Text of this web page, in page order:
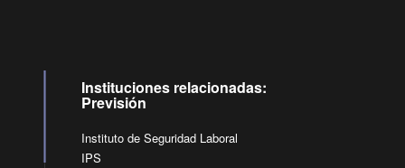
Instituciones relacionadas:
Previsión
Instituto de Seguridad Laboral
IPS